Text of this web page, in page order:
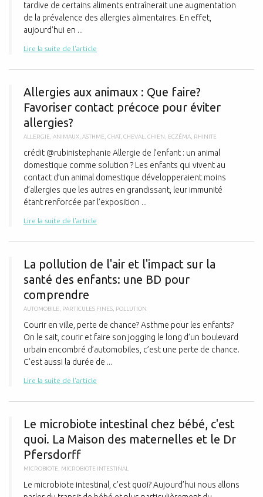
tardive de certains aliments entraînerait une augmentation
de la prévalence des allergies alimentaires. En effet,
aujourd’hui en ...
Lire la suite de l'article
Allergies aux animaux : Que faire?
Favoriser contact précoce pour éviter
allergies?
ALLERGIE ANIMAUX ASTHME CHAT, CHEVAL CHIEN ECZÉMA RHINITE
crédit @rubinistephanie Allergie de l’enfant : un animal
domestique comme solution ? Les enfants qui vivent au
contact d’un animal domestique développeraient moins
d’allergies que les autres en grandissant, leur immunité
étant renforcée par l’exposition ...
Lire la suite de l'article
La pollution de l'air et l'impact sur la
santé des enfants: une BD pour
comprendre
AUTOMOBILE PARTICULES FINES POLLUTION
Courir en ville, perte de chance? Asthme pour les enfants?
On le sait, courir et faire son jogging le long d’un boulevard
urbain encombré d’automobiles, c’est une perte de chance.
C’est aussi la durée de ...
Lire la suite de l'article
Le microbiote intestinal chez bébé, c'est
quoi. La Maison des maternelles et le Dr
Pfersdorff
MICROBIOTE MICROBIOTE INTESTINAL
Le microbiote intestinal, c’est quoi? Aujourd’hui nous allons